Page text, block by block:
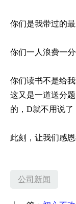
你们是我带过的最
你们一人浪费一
你们读书不是给
这又是一道送分
的，D就不用说了
此刻，让我们感
公司新闻